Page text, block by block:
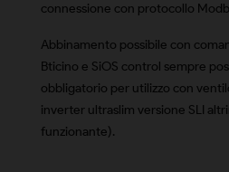
connessione con protocollo
Abbinamento possibile con
Bticino e SiOS control sempre
obbligatorio per utilizzo con
inverter ultraslim versione SLI
funzionante).